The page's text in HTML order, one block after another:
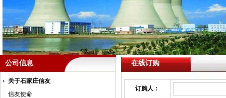
公司信息
关于石家庄信友
信友使命
在线订购
订购人：